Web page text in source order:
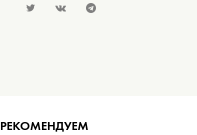
РЕКОМЕНДУЕМ